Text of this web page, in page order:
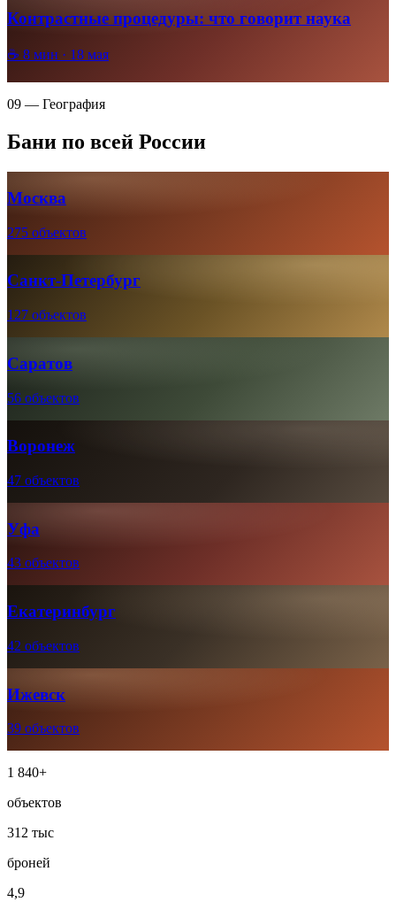
Контрастные процедуры: что говорит наука
☕ 8 мин · 18 мая
09 — География
Бани по всей России
Москва
275 объектов
Санкт-Петербург
127 объектов
Саратов
56 объектов
Воронеж
47 объектов
Уфа
43 объектов
Екатеринбург
42 объектов
Ижевск
39 объектов
1 840+
объектов
312 тыс
броней
4,9